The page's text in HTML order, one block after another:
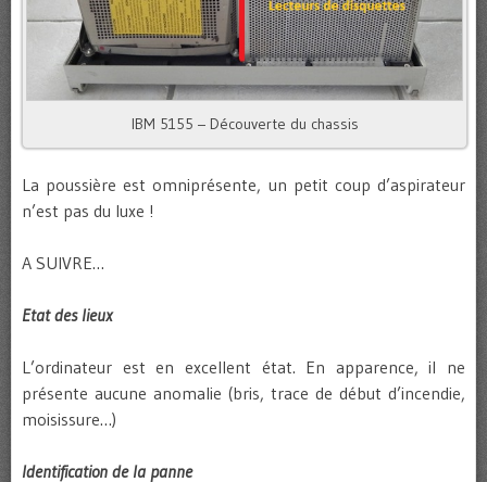
IBM 5155 – Découverte du chassis
La poussière est omniprésente, un petit coup d’aspirateur
n’est pas du luxe !
A SUIVRE…
Etat des lieux
L’ordinateur est en excellent état. En apparence, il ne
présente aucune anomalie (bris, trace de début d’incendie,
moisissure…)
Identification de la panne